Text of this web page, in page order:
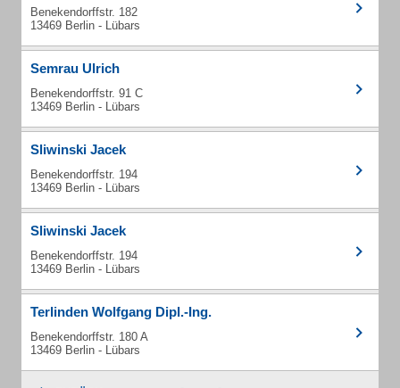
Benekendorffstr. 182
13469 Berlin - Lübars
Semrau Ulrich
Benekendorffstr. 91 C
13469 Berlin - Lübars
Sliwinski Jacek
Benekendorffstr. 194
13469 Berlin - Lübars
Sliwinski Jacek
Benekendorffstr. 194
13469 Berlin - Lübars
Terlinden Wolfgang Dipl.-Ing.
Benekendorffstr. 180 A
13469 Berlin - Lübars